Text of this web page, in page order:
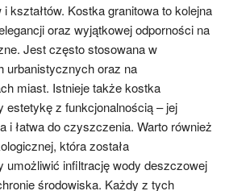
kształtów. Kostka granitowa to kolejna
oraz wyjątkowej odporności na
Jest często stosowana w
urbanistycznych oraz na
miast. Istnieje także kostka
estetykę z funkcjonalnością – jej
i łatwa do czyszczenia. Warto również
która została
umożliwić infiltrację wody deszczowej
środowiska. Każdy z tych